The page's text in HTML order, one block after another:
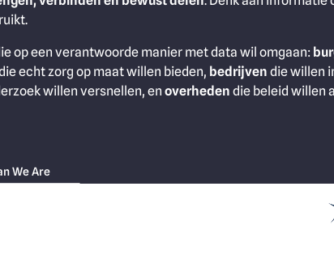
op een verantwoorde manier met data wil omgaan:
echt zorg op maat willen bieden, bedrijven die willen
willen versnellen, en overheden die beleid willen
We Are